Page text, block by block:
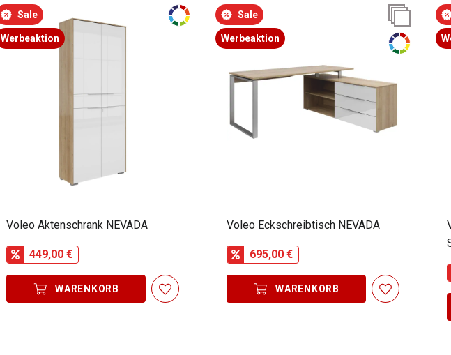
Sale
Werbeaktion
Voleo Aktenschrank NEVADA
449,00 €
WARENKORB
Sale
Werbeaktion
Voleo Eckschreibtisch NEVADA
695,00 €
WARENKORB